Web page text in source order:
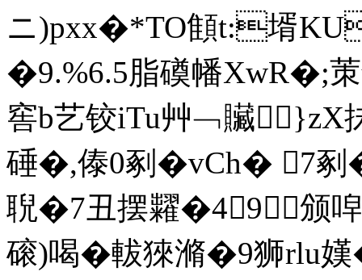
ニ)pxx�*TO顀t:壻
�9.%6.5脂磸幡XwR�;茦
窖b艺铰iTu艸﹁贜
硾�,傣0剢�vCh� 7
聣�7丑摆糶�49颁唕
磙)喝�軷猍滫�9狮rlu嫨